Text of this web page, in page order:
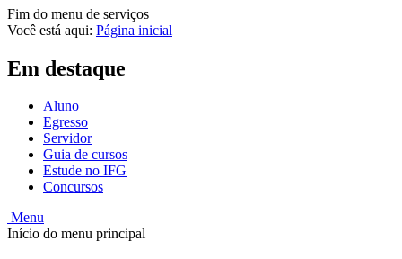
Fim do menu de serviços
Você está aqui: Página inicial
Em destaque
Aluno
Egresso
Servidor
Guia de cursos
Estude no IFG
Concursos
Menu
Início do menu principal